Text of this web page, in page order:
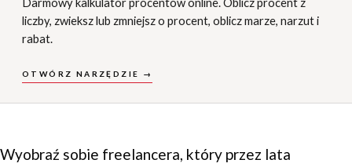
liczby, zwieksz lub zmniejsz o procent, oblicz marze, narzut i
rabat.
OTWÓRZ NARZĘDZIE →
Wyobraź sobie freelancera, który przez lata